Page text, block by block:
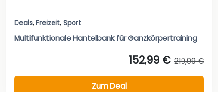
Deals, Freizeit, Sport
Multifunktionale Hantelbank für Ganzkörpertraining
152,99 € 219,99 €
Zum Deal